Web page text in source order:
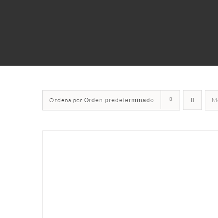
Ordena por Orden predeterminado